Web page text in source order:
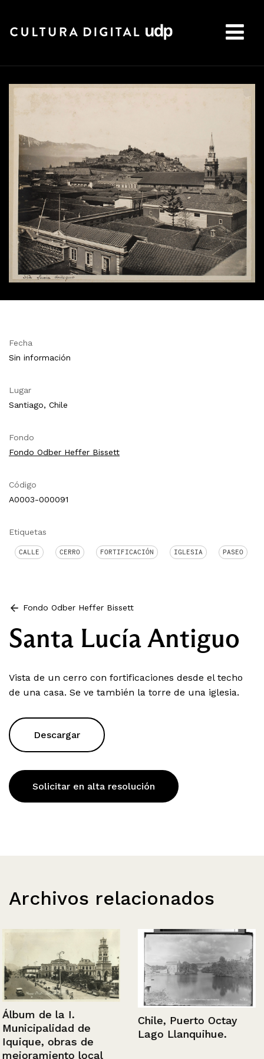
Fecha
Sin información
Lugar
Santiago, Chile
Fondo
Fondo Odber Heffer Bissett
Código
A0003-000091
Etiquetas
CALLE CERRO FORTIFICACIÓN IGLESIA PASEO
Fondo Odber Heffer Bissett
Santa Lucía Antiguo
Vista de un cerro con fortificaciones desde el techo
de una casa. Se ve también la torre de una iglesia.
Descargar
Solicitar en alta resolución
Archivos relacionados
Álbum de la I.
Municipalidad de
Iquique, obras de
mejoramiento local
Chile, Puerto Octay
Lago Llanquihue.